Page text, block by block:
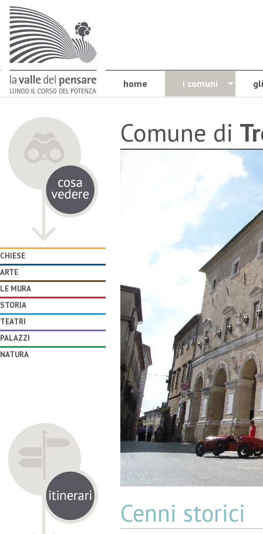
home i comuni
CHIESE
ARTE
LE MURA
STORIA
TEATRI
PALAZZI
NATURA
Comune di
Cenni storici